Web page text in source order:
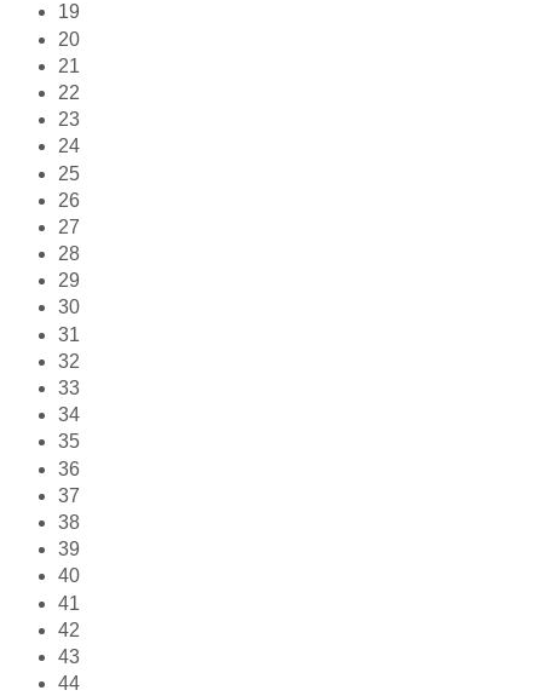
19
20
21
22
23
24
25
26
27
28
29
30
31
32
33
34
35
36
37
38
39
40
41
42
43
44